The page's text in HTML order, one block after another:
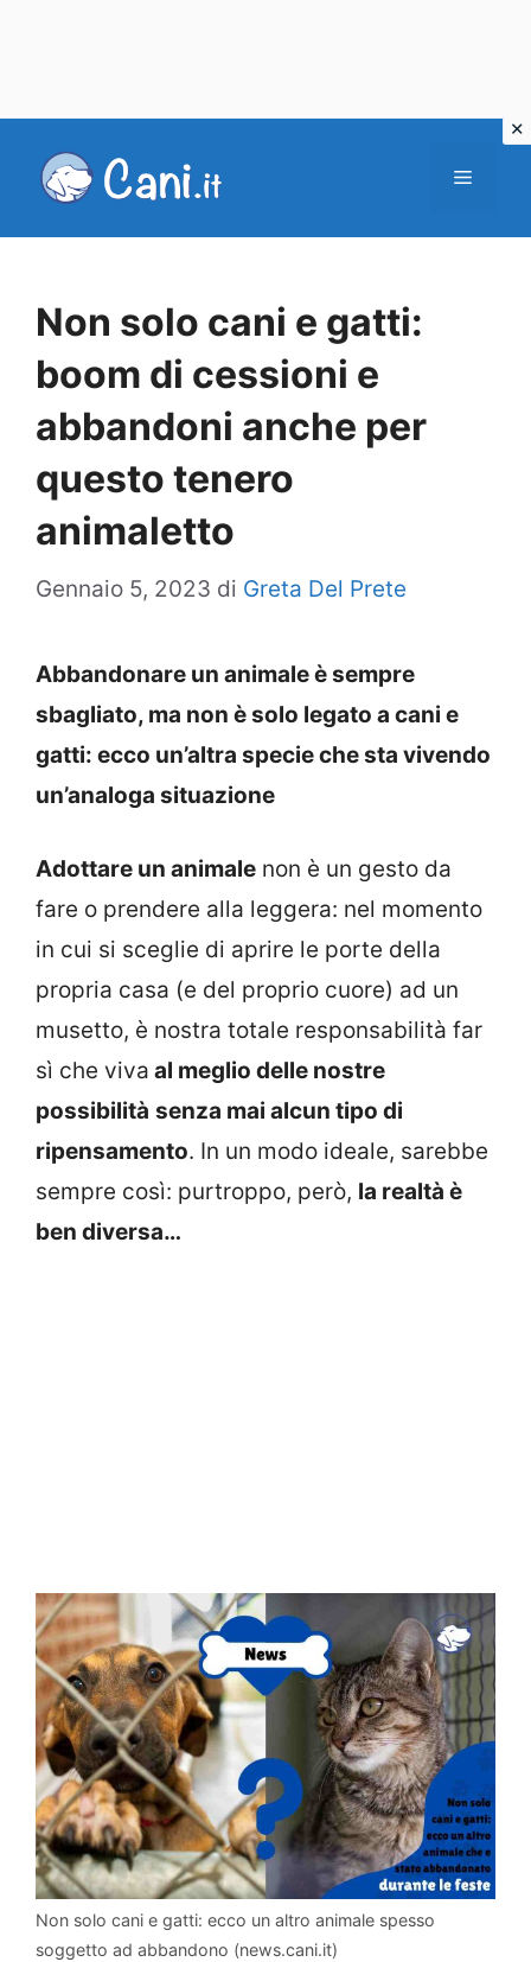
Menu
Non solo cani e gatti:
boom di cessioni e
abbandoni anche per
questo tenero
animaletto
Gennaio 5, 2023 di Greta Del Prete
Abbandonare un animale è sempre
sbagliato, ma non è solo legato a cani e
gatti: ecco un’altra specie che sta vivendo
un’analoga situazione
Adottare un animale non è un gesto da
fare o prendere alla leggera: nel momento
in cui si sceglie di aprire le porte della
propria casa (e del proprio cuore) ad un
musetto, è nostra totale responsabilità far
sì che viva al meglio delle nostre
possibilità senza mai alcun tipo di
ripensamento. In un modo ideale, sarebbe
sempre così: purtroppo, però, la realtà è
ben diversa…
Non solo cani e gatti: ecco un altro animale spesso
soggetto ad abbandono (news.cani.it)